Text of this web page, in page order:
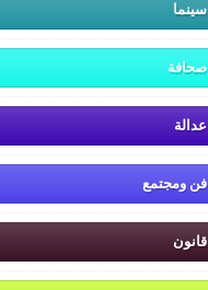
سينما
صحافة
عدالة
فن ومجتمع
قانون